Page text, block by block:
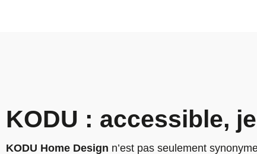
KODU : accessible,
KODU Home Design n’est pas seulement